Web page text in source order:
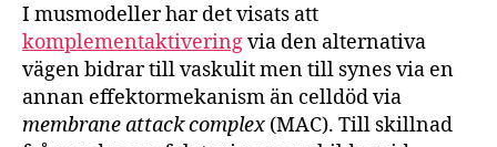
I musmodeller har det visats att
komplementaktiveringvia den alternativa
vägen bidrar till vaskulit men till synes via en
annan effektormekanism än celldöd via
membrane attack complex (MAC). Till skillnad